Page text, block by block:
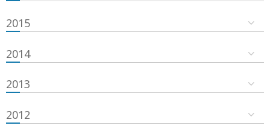
2015
2014
2013
2012